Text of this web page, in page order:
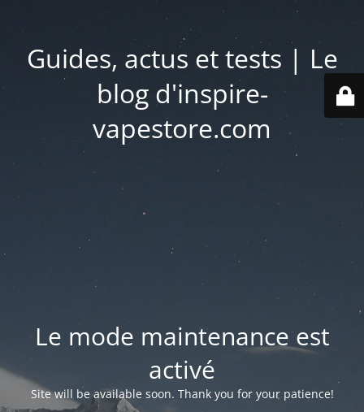
Guides, actus et tests | Le
blog d'inspire-
vapestore.com
Le mode maintenance est
activé
Site will be available soon. Thank you for your patience!